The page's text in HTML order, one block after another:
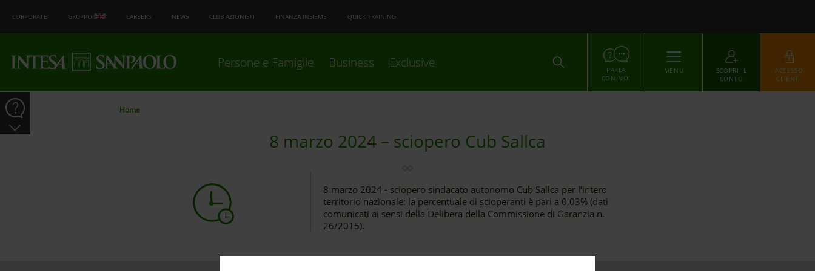
CORPORATE GRUPPO CAREERS NEWS CLUB AZIONISTI FINANZA INSIEME QUICK TRAINING
Persone e Famiglie Business Exclusive ACCEDI
PARLA
CON NOI
MENU
SCOPRI IL
CONTO
ACCESSO
CLIENTI
Home
8 marzo 2024 – sciopero Cub Sallca
8 marzo 2024 - sciopero sindacato autonomo Cub Sallca per l’intero
territorio nazionale: la percentuale di scioperanti è pari a 0,03% (dati
comunicati ai sensi della Delibera della Commissione di Garanzia n.
26/2015).